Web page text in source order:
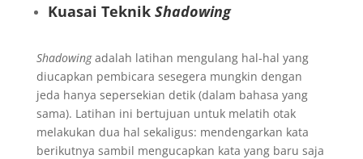
Kuasai Teknik Shadowing
Shadowingadalah latihan mengulang hal-hal yang
diucapkan pembicara sesegera mungkin dengan
jeda hanya sepersekian detik (dalam bahasa yang
sama). Latihan ini bertujuan untuk melatih otak
melakukan dua hal sekaligus: mendengarkan kata
berikutnya sambil mengucapkan kata yang baru saja